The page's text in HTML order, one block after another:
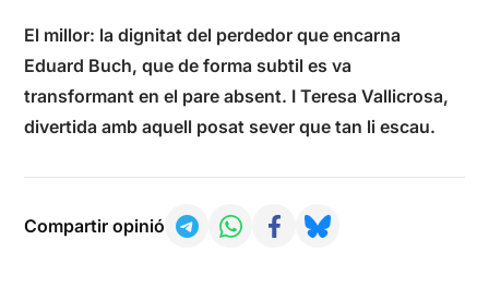
El millor: la dignitat del perdedor que encarna
Eduard Buch, que de forma subtil es va
transformant en el pare absent. I Teresa Vallicrosa,
divertida amb aquell posat sever que tan li escau.
Compartir opinió